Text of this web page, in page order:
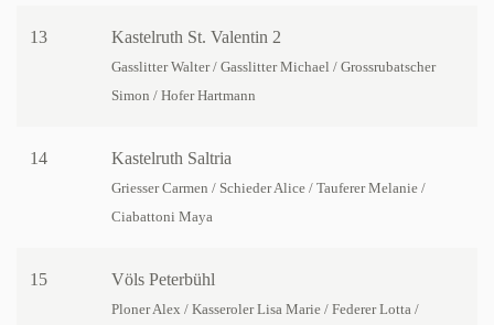
13 Kastelruth St. Valentin 2
Gasslitter Walter / Gasslitter Michael / Grossrubatscher
Simon / Hofer Hartmann
14 Kastelruth Saltria
Griesser Carmen / Schieder Alice / Tauferer Melanie /
Ciabattoni Maya
15 Völs Peterbühl
Ploner Alex / Kasseroler Lisa Marie / Federer Lotta /